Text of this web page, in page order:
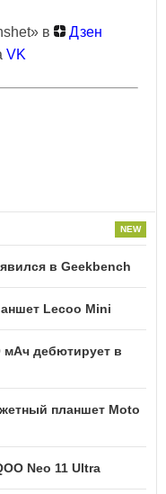
в
Дзен
VK
в Geekbench
Lecoo Mini
мАч дебютирует в
планшет Moto
Neo 11 Ultra